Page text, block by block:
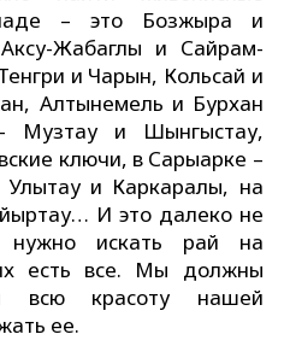
– это Бозжыра и
Жабаглы и Сайрам-
и Чарын, Кольсай и
Алтынемель и Бурхан
Музтау и Шынгыстау,
ключи, в Сарыарке –
и Каркаралы, на
И это далеко не
искать рай на
есть все. Мы должны
всю красоту нашей
ее.